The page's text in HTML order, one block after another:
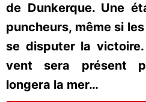
de Dunkerque. Une
puncheurs, même si
se disputer la
vent sera présent
longera la mer…